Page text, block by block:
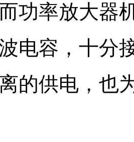
功率放大器
电容，十分
的供电，也